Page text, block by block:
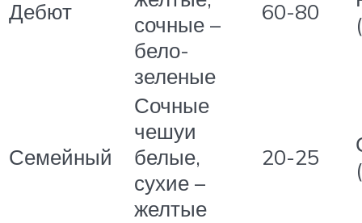
Дебют
сочные –
бело-
зеленые
60-80
Семейный
Сочные
чешуи
белые,
сухие –
желтые
20-25